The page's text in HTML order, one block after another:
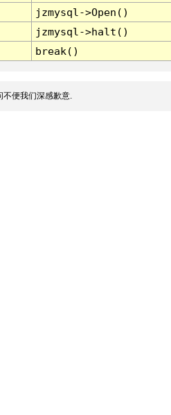
jzmysql->Open()
jzmysql->halt()
break()
便我们深感歉意.